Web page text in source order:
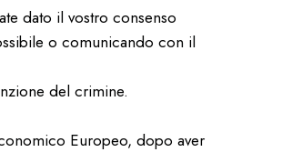
dato il vostro consenso
o comunicando con il
del crimine.
Europeo, dopo aver